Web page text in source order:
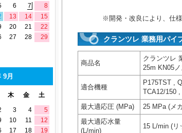
※開発・改良により、仕
クランツレ 業務用パイ
商品名
クランツレ
25m KN05
適合機種
P175TST ,
TCA12/150
最大適応圧 (MPa)
25 MPa (メ
最大適応水量
(L/min)
15 L/min (リ